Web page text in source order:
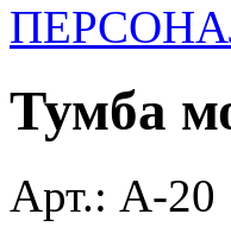
Тумба
Арт.: А-20